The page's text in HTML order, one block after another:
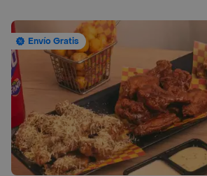
Envío Gratis